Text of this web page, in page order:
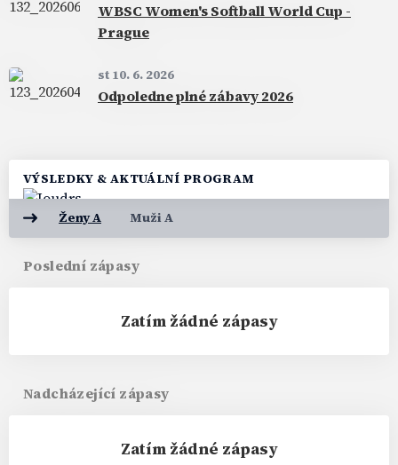
WBSC Women's Softball World Cup -
Prague
st 10. 6. 2026
Odpoledne plné zábavy 2026
VÝSLEDKY & AKTUÁLNÍ PROGRAM
Ženy A Muži A
Poslední zápasy
Zatím žádné zápasy
Nadcházející zápasy
Zatím žádné zápasy